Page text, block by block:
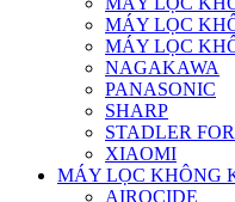
MÁY LỌC
MÁY LỌC
NAGAKAWA
PANASONIC
SHARP
STADLER
XIAOMI
MÁY LỌC KHÔNG
AIROCIDE